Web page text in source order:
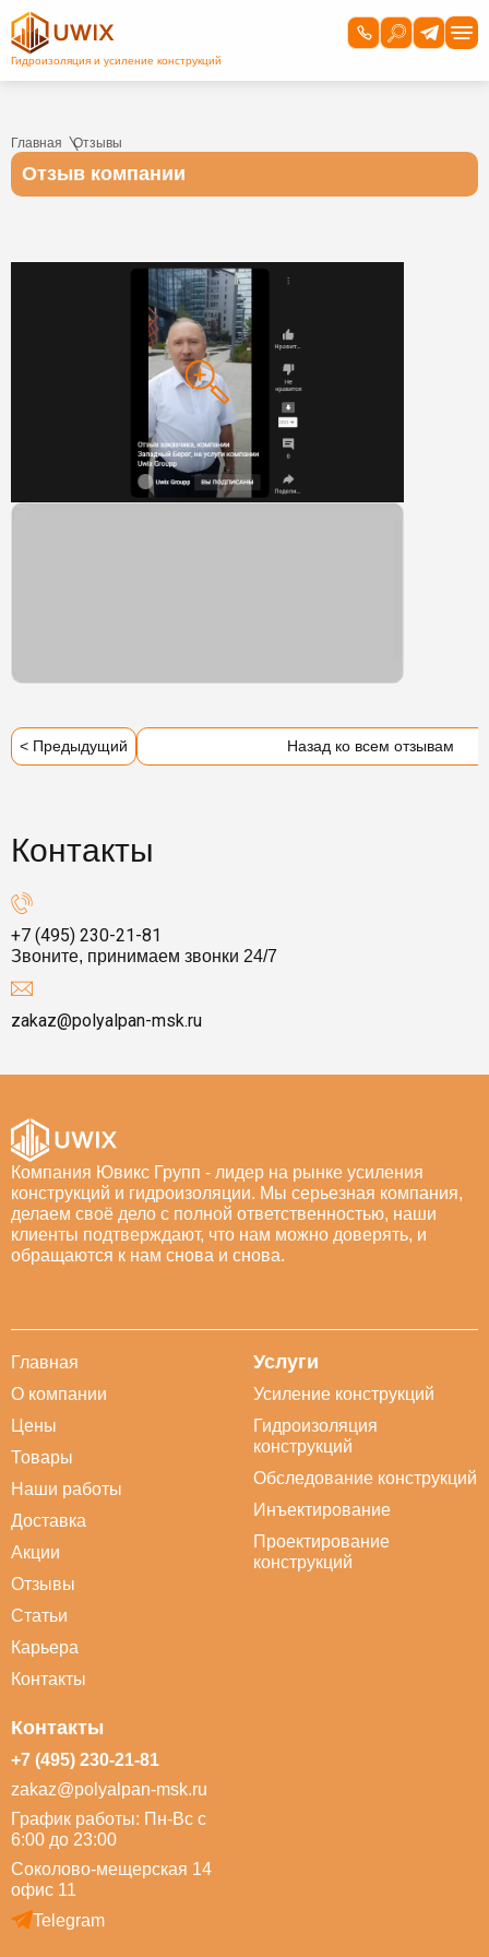
Главная Отзывы
Отзыв компании
< Предыдущий Назад ко всем отзывам
Контакты
+7 (495) 230-21-81
Звоните, принимаем звонки 24/7
zakaz@polyalpan-msk.ru
Компания Ювикс Групп - лидер на рынке усиления
конструкций и гидроизоляции. Мы серьезная компания,
делаем своё дело с полной ответственностью, наши
клиенты подтверждают, что нам можно доверять, и
обращаются к нам снова и снова.
Главная
О компании
Цены
Товары
Наши работы
Доставка
Акции
Отзывы
Статьи
Карьера
Контакты
Услуги
Усиление конструкций
Гидроизоляция
конструкций
Обследование конструкций
Инъектирование
Проектирование
конструкций
Контакты
+7 (495) 230-21-81
zakaz@polyalpan-msk.ru
График работы: Пн-Вс с
6:00 до 23:00
Соколово-мещерская 14
офис 11
Telegram